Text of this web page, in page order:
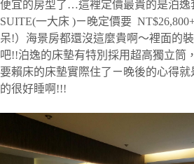
便宜的房型了…這裡定價最貴的是泊逸
SUITE(一大床 )ㄧ晚定價要
呆!）海景房都還沒這麼貴啊～裡面的
吧!!泊逸的床墊有特別採用超高獨立筒
要賴床的床墊實際住了ㄧ晚後的心得
的很好睡啊!!!